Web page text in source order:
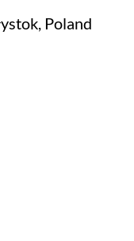
Poland